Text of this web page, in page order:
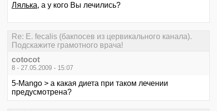
Лялька, а у кого Вы лечились?
Re: E. fecalis (бакпосев из цервикального канала).
Подскажите грамотного врача!
cotocot
8 - 27.05.2009 - 15:07
5-Mango > а какая диета при таком лечении
предусмотрена?